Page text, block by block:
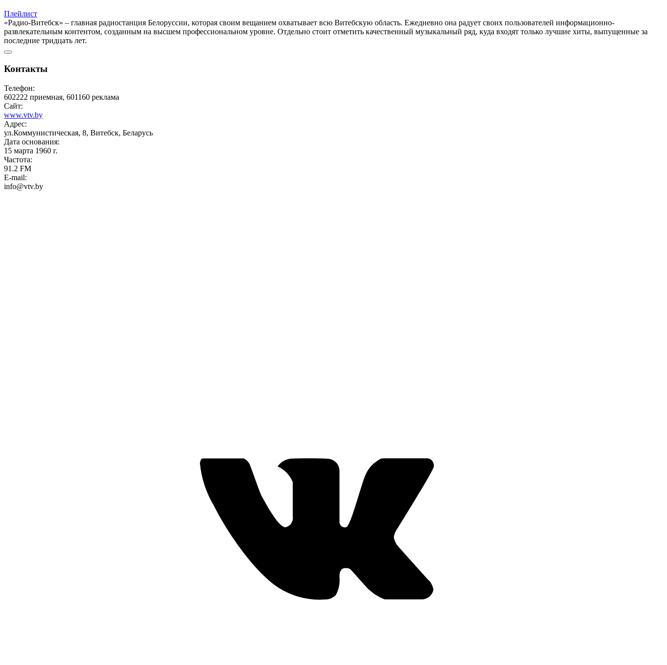
Плейлист
«Радио-Витебск» – главная радиостанция Белоруссии, которая своим вещанием охватывает всю Витебскую область. Ежедневно она радует своих пользователей информационно-
развлекательным контентом, созданным на высшем профессиональном уровне. Отдельно стоит отметить качественный музыкальный ряд, куда входят только лучшие хиты, выпущенные за
последние тридцать лет.
Контакты
Телефон:
602222 приемная, 601160 реклама
Сайт:
www.vtv.by
Адрес:
ул.Коммунистическая, 8, Витебск, Беларусь
Дата основания:
15 марта 1960 г.
Частота:
91.2 FM
E-mail:
info@vtv.by